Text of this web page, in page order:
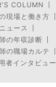
COLUMN
現場と働き方
ュース
の年収診断
の職場カルテ
者インタビュー